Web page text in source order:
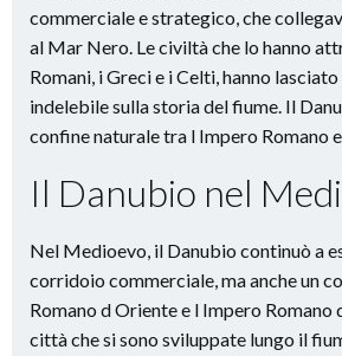
commerciale e strategico, che
al Mar Nero. Le civiltà che lo hanno
Romani, i Greci e i Celti, hanno
indelebile sulla storia del fiume. Il
confine naturale tra l Impero Romano
Il Danubio nel
Nel Medioevo, il Danubio continuò a
corridoio commerciale, ma anche un
Romano d Oriente e l Impero Romano
città che si sono sviluppate lungo il